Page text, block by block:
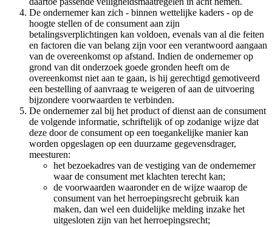
De ondernemer kan zich - binnen wettelijke kaders - op de
hoogte stellen of de consument aan zijn
betalingsverplichtingen kan voldoen, evenals van al die feiten
en factoren die van belang zijn voor een verantwoord aangaan
van de overeenkomst op afstand. Indien de ondernemer op
grond van dit onderzoek goede gronden heeft om de
overeenkomst niet aan te gaan, is hij gerechtigd gemotiveerd
een bestelling of aanvraag te weigeren of aan de uitvoering
bijzondere voorwaarden te verbinden.
De ondernemer zal bij het product of dienst aan de consument
de volgende informatie, schriftelijk of op zodanige wijze dat
deze door de consument op een toegankelijke manier kan
worden opgeslagen op een duurzame gegevensdrager,
meesturen:
het bezoekadres van de vestiging van de ondernemer
waar de consument met klachten terecht kan;
de voorwaarden waaronder en de wijze waarop de
consument van het herroepingsrecht gebruik kan
maken, dan wel een duidelijke melding inzake het
uitgesloten zijn van het herroepingsrecht;